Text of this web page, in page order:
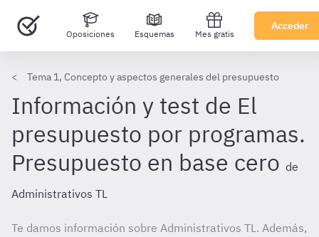
Oposiciones Esquemas Mes gratis
Acceder
Tema 1, Concepto y aspectos generales del presupuesto
Información y test de El
presupuesto por programas.
Presupuesto en base cero de
Administrativos TL
Te damos información sobre Administrativos TL. Además,